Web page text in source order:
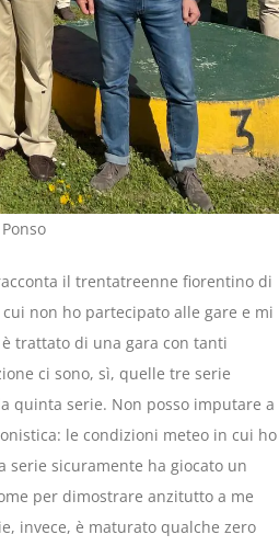
il trentatreenne fiorentino di
non ho partecipato alle gare e mi
trattato di una gara con tanti
ci sono, sì, quelle tre serie
quinta serie. Non posso imputare a
le condizioni meteo in cui ho
sicuramente ha giocato un
per dimostrare anzitutto a me
invece, è maturato qualche zero